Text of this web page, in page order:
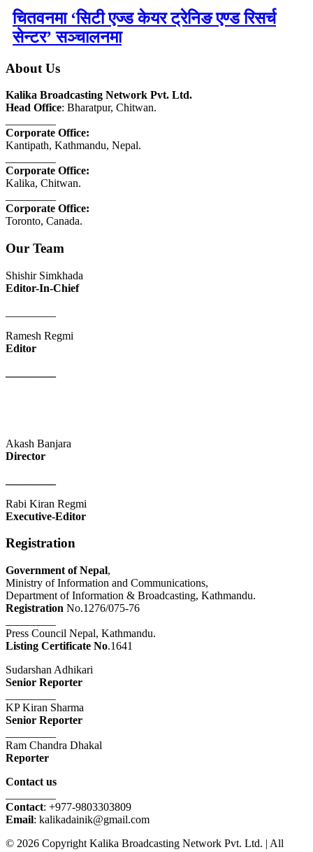
चितवनमा ‘सिटी एज्ड केयर ट्रेनिङ एण्ड रिसर्च
सेन्टर’ सञ्चालनमा
About Us
Kalika Broadcasting Network Pvt. Ltd.
Head Office: Bharatpur, Chitwan.
Corporate Office:
Kantipath, Kathmandu, Nepal.
Corporate Office:
Kalika, Chitwan.
Corporate Office:
Toronto, Canada.
Our Team
Shishir Simkhada
Editor-In-Chief
Ramesh Regmi
Editor
Akash Banjara
Director
Rabi Kiran Regmi
Executive-Editor
Registration
Government of Nepal,
Ministry of Information and Communications,
Department of Information & Broadcasting, Kathmandu.
Registration No.1276/075-76
Press Council Nepal, Kathmandu.
Listing Certificate No.1641
Sudarshan Adhikari
Senior Reporter
KP Kiran Sharma
Senior Reporter
Ram Chandra Dhakal
Reporter
Contact us
Contact: +977-9803303809
Email: kalikadainik@gmail.com
© 2026 Copyright Kalika Broadcasting Network Pvt. Ltd. | All